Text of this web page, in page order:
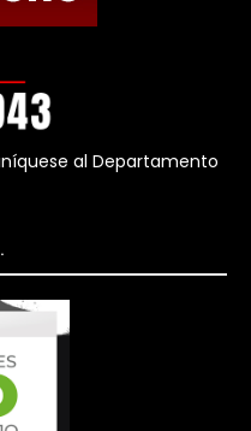
al Departamento